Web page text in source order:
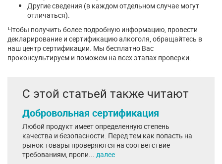
Другие сведения (в каждом отдельном случае могут
отличаться).
Чтобы получить более подробную информацию, провести
декларирование и сертификацию алкоголя, обращайтесь в
наш центр сертификации. Мы бесплатно Вас
проконсультируем и поможем на всех этапах проверки.
С этой статьей также читают
Добровольная сертификация
Любой продукт имеет определенную степень
качества и безопасности. Перед тем как попасть на
рынок товары проверяются на соответствие
требованиям, пропи... далее